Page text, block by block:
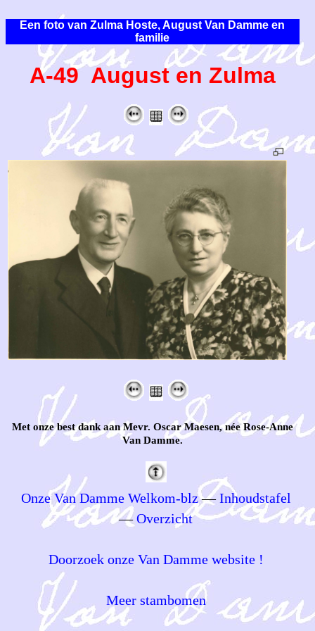
Een foto van Zulma Hoste, August Van Damme en
familie
A-49 August en Zulma
Met onze best dank aan Mevr. Oscar Maesen, née Rose-Anne
Van Damme.
Onze Van Damme Welkom-blz—Inhoudstafel
—Overzicht
Doorzoek onze Van Damme website !
Meer stambomen